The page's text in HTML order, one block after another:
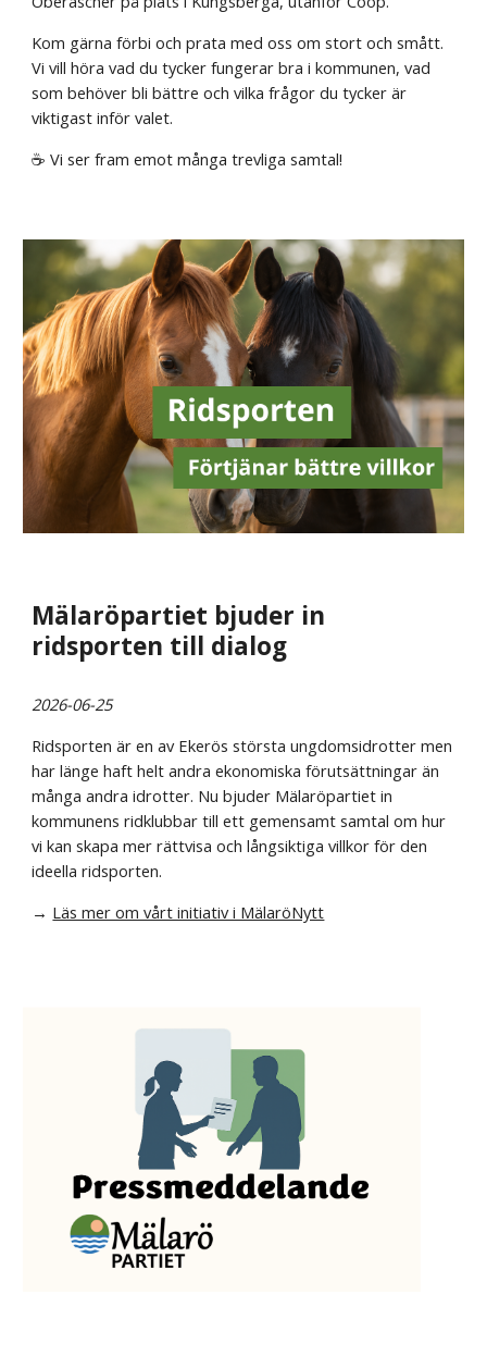
Kom gärna förbi och prata med oss om stort och smått.
Vi vill höra vad du tycker fungerar bra i kommunen, vad
som behöver bli bättre och vilka frågor du tycker är
viktigast inför valet.
☕ Vi ser fram emot många trevliga samtal!
Mälaröpartiet bjuder in
ridsporten till dialog
2026-06-25
Ridsporten är en av Ekerös största ungdomsidrotter men
har länge haft helt andra ekonomiska förutsättningar än
många andra idrotter. Nu bjuder Mälaröpartiet in
kommunens ridklubbar till ett gemensamt samtal om hur
vi kan skapa mer rättvisa och långsiktiga villkor för den
ideella ridsporten.
→ Läs mer om vårt initiativ i MälaröNytt